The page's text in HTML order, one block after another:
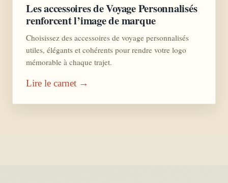
Les accessoires de Voyage Personnalisés
renforcent l’image de marque
Choisissez des accessoires de voyage personnalisés
utiles, élégants et cohérents pour rendre votre logo
mémorable à chaque trajet.
Lire le carnet →